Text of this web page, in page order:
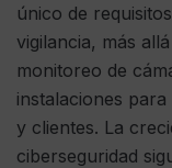
único de
vigilancia, más
monitoreo de
instalaciones
y clientes. La
ciberseguridad